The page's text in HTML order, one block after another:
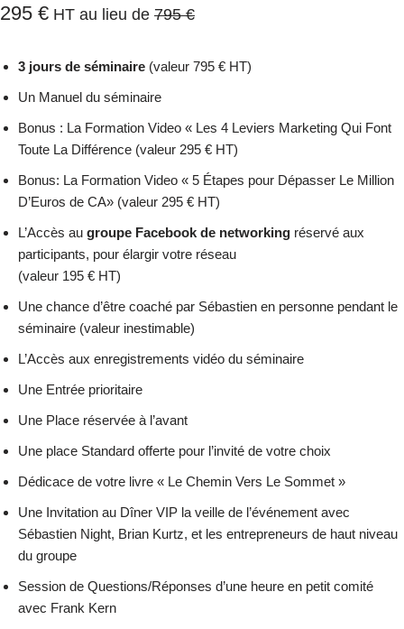
295 € HT au lieu de 795 €
3 jours de séminaire (valeur 795 € HT)
Un Manuel du séminaire
Bonus : La Formation Video « Les 4 Leviers Marketing Qui Font
Toute La Différence (valeur 295 € HT)
Bonus: La Formation Video « 5 Étapes pour Dépasser Le Million
D’Euros de CA» (valeur 295 € HT)
L’Accès au groupe Facebook de networking réservé aux
participants, pour élargir votre réseau
(valeur 195 € HT)
Une chance d’être coaché par Sébastien en personne pendant le
séminaire (valeur inestimable)
L’Accès aux enregistrements vidéo du séminaire
Une Entrée prioritaire
Une Place réservée à l’avant
Une place Standard offerte pour l’invité de votre choix
Dédicace de votre livre « Le Chemin Vers Le Sommet »
Une Invitation au Dîner VIP la veille de l’événement avec
Sébastien Night, Brian Kurtz, et les entrepreneurs de haut niveau
du groupe
Session de Questions/Réponses d’une heure en petit comité
avec Frank Kern